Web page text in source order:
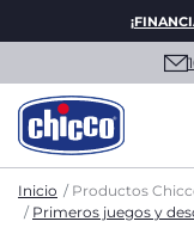
Inicio Productos
Primeros juegos y